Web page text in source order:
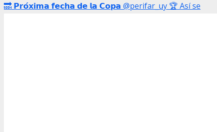
🔜 𝗣𝗿𝗼́𝘅𝗶𝗺𝗮 𝗳𝗲𝗰𝗵𝗮 𝗱𝗲 𝗹𝗮 𝗖𝗼𝗽𝗮 @perifar_uy 🏆 Así se